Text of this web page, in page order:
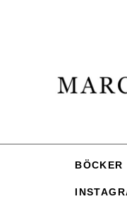
BÖCKER